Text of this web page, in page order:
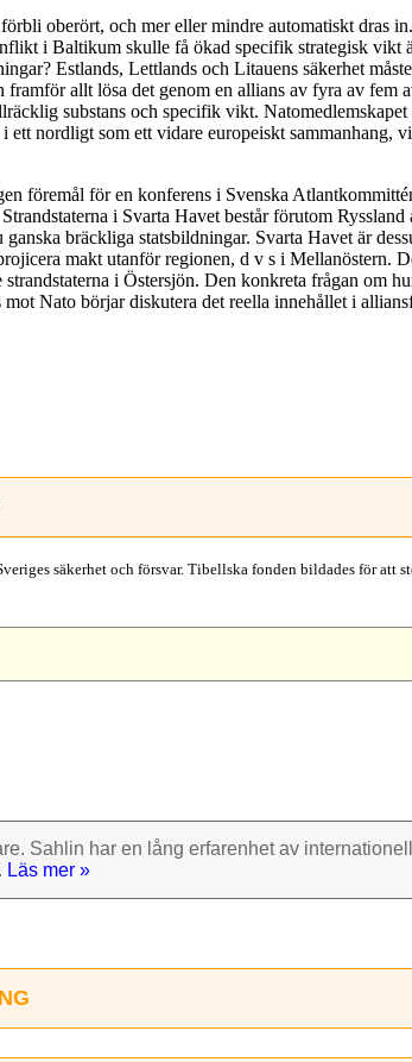
oberört, och mer eller mindre automatiskt dras
i Baltikum skulle få ökad specifik strategisk vikt
Estlands, Lettlands och Litauens säkerhet
allt lösa det genom en allians av fyra av fem
substans och specifik vikt.
nordligt som ett vidare europeiskt sammanhang,
föremål för en konferens i Svenska
i Svarta Havet består förutom
bräckliga statsbildningar. Svarta Havet är
makt utanför regionen, d v s i Mellanöstern.
i Östersjön. Den konkreta frågan om
Nato börjar diskutera det reella innehållet i
säkerhet och försvar. Tibellska fonden bildades för att
Sahlin har en lång erfarenhet av
Läs mer »